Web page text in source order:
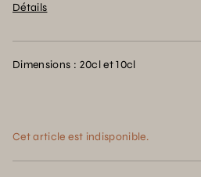
Détails
Dimensions : 20cl et 10cl
Cet article est indisponible.